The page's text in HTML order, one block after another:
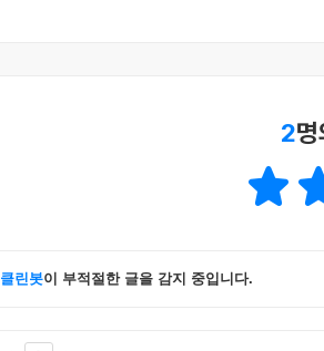
2
클린봇이 부적절한 글을 감지 중입니다.